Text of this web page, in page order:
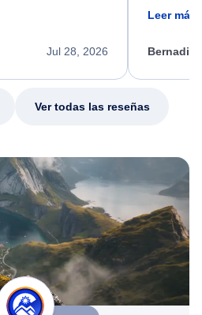
throughout the
a solution and
Jul 28, 2026
calm,
my issue.
Leer más
Ver todas las reseñas